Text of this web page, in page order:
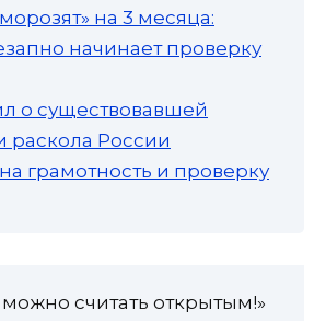
на 3 месяца:
начинает проверку
о существовавшей
раскола России
на грамотность и проверку
можно считать открытым!»